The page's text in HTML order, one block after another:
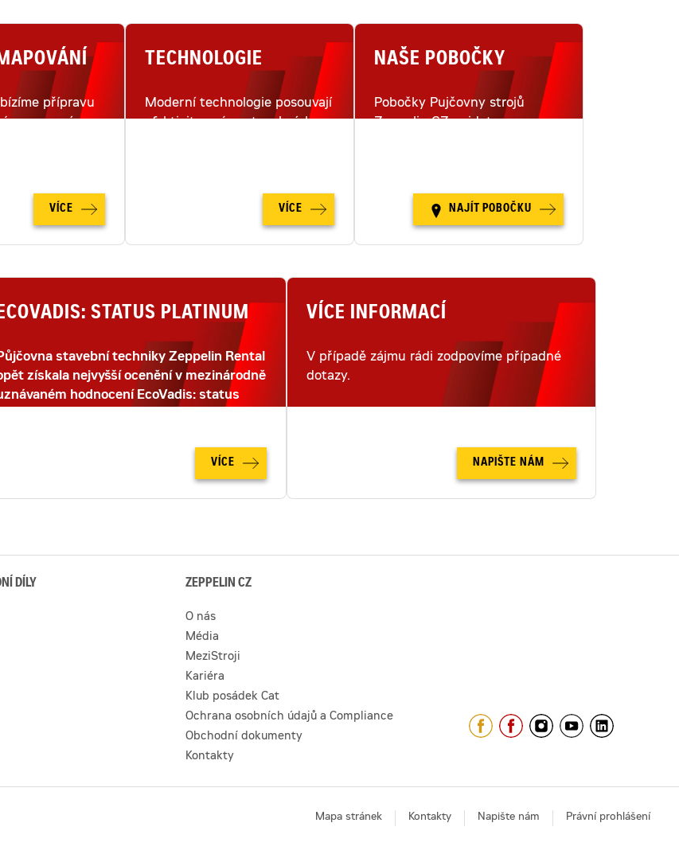
přípravu
pomocí
VÍCE
TECHNOLOGIE
Moderní technologie posouvají
efektivitu práce stavebních
VÍCE
NAŠE POBOČKY
Pobočky Pujčovny strojů
Zeppelin CZ najdete na
NAJÍT POBOČKU
STATUS PLATINUM
stavební techniky Zeppelin Rental
získala nejvyšší ocenění v mezinárodně
hodnocení EcoVadis: status
VÍCE
VÍCE INFORMACÍ
V případě zájmu rádi zodpovíme případné
dotazy.
NAPIŠTE NÁM
DÍLY ZEPPELIN CZ
O nás
Média
MeziStroji
Kariéra
Klub posádek Cat
Ochrana osobních údajů a Compliance
Obchodní dokumenty
Kontakty
Mapa stránek Kontakty Napište nám Právní prohlášení